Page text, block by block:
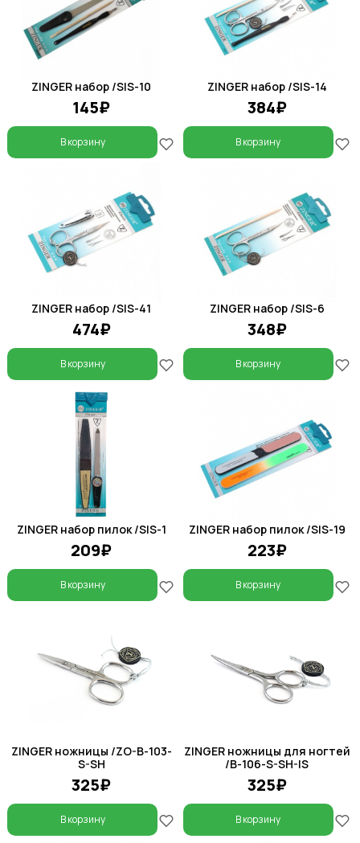
ZINGER набор /SIS-10
145₽
В корзину
ZINGER набор /SIS-14
384₽
В корзину
ZINGER набор /SIS-41
474₽
В корзину
ZINGER набор /SIS-6
348₽
В корзину
ZINGER набор пилок /SIS-1
209₽
В корзину
ZINGER набор пилок /SIS-19
223₽
В корзину
ZINGER ножницы /ZO-B-103-
S-SH
325₽
В корзину
ZINGER ножницы для ногтей
/B-106-S-SH-IS
325₽
В корзину